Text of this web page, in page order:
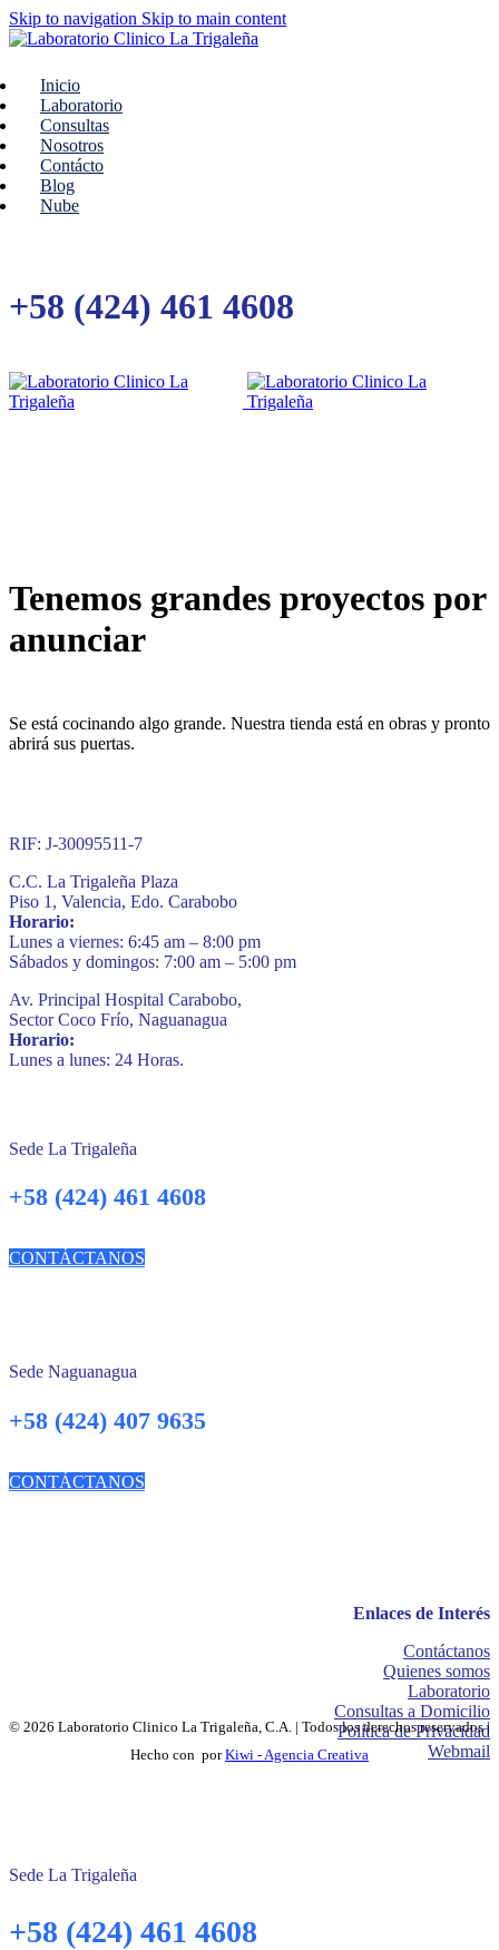
Skip to navigation Skip to main content
Inicio
Laboratorio
Consultas
Nosotros
Contácto
Blog
Nube
+58 (424) 461 4608
Tenemos grandes proyectos por
anunciar
Se está cocinando algo grande. Nuestra tienda está en obras y pronto
abrirá sus puertas.
RIF: J-30095511-7
C.C. La Trigaleña Plaza
Piso 1, Valencia, Edo. Carabobo
Horario:
Lunes a viernes: 6:45 am – 8:00 pm
Sábados y domingos: 7:00 am – 5:00 pm
Av. Principal Hospital Carabobo,
Sector Coco Frío, Naguanagua
Horario:
Lunes a lunes: 24 Horas.
Sede La Trigaleña
+58 (424) 461 4608
CONTÁCTANOS
Sede Naguanagua
+58 (424) 407 9635
CONTÁCTANOS
Enlaces de Interés
Contáctanos
Quienes somos
Laboratorio
Consultas a Domicilio
Política de Privacidad
Webmail
© 2026 Laboratorio Clinico La Trigaleña, C.A. | Todos los derechos reservados |
Hecho con porKiwi - Agencia Creativa
Sede La Trigaleña
+58 (424) 461 4608